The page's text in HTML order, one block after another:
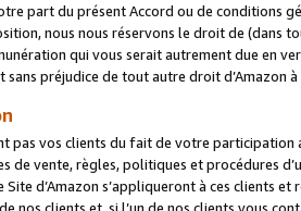
part du présent Accord ou de conditions
nous nous réservons le droit de (dans
qui vous serait autrement due en
sans préjudice de tout autre droit
pas vos clients du fait de votre
de vente, règles, politiques et procédures
d’Amazon s’appliqueront à ces clients